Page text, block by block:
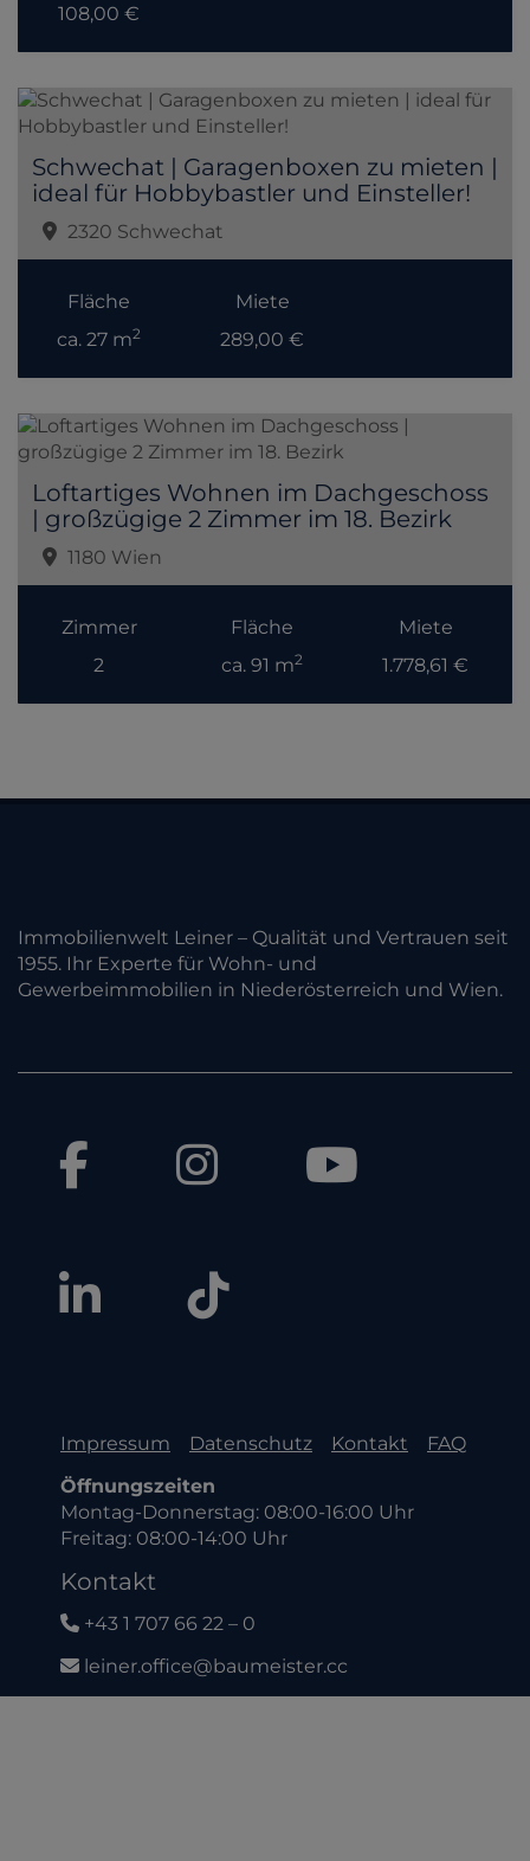
108,00 €
Schwechat | Garagenboxen zu mieten |
ideal für Hobbybastler und Einsteller!
2320 Schwechat
Fläche
ca. 27 m2
Miete
289,00 €
Loftartiges Wohnen im Dachgeschoss
| großzügige 2 Zimmer im 18. Bezirk
1180 Wien
Zimmer
2
Fläche
ca. 91 m2
Miete
1.778,61 €
Immobilienwelt Leiner – Qualität und Vertrauen seit
1955. Ihr Experte für Wohn- und
Gewerbeimmobilien in Niederösterreich und Wien.
Impressum Datenschutz Kontakt
FAQ
Öffnungszeiten
Montag-Donnerstag: 08:00-16:00 Uhr
Freitag: 08:00-14:00 Uhr
Kontakt
+43 1 707 66 22 – 0
leiner.office@baumeister.cc